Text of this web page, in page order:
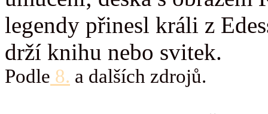
legendy přinesl králi z
drží knihu nebo svitek.
Podle 8. a dalších zdrojů.